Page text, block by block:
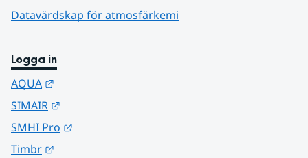
Datavärdskap för atmosfärkemi
Logga in
AQUA
SIMAIR
SMHI Pro
Timbr